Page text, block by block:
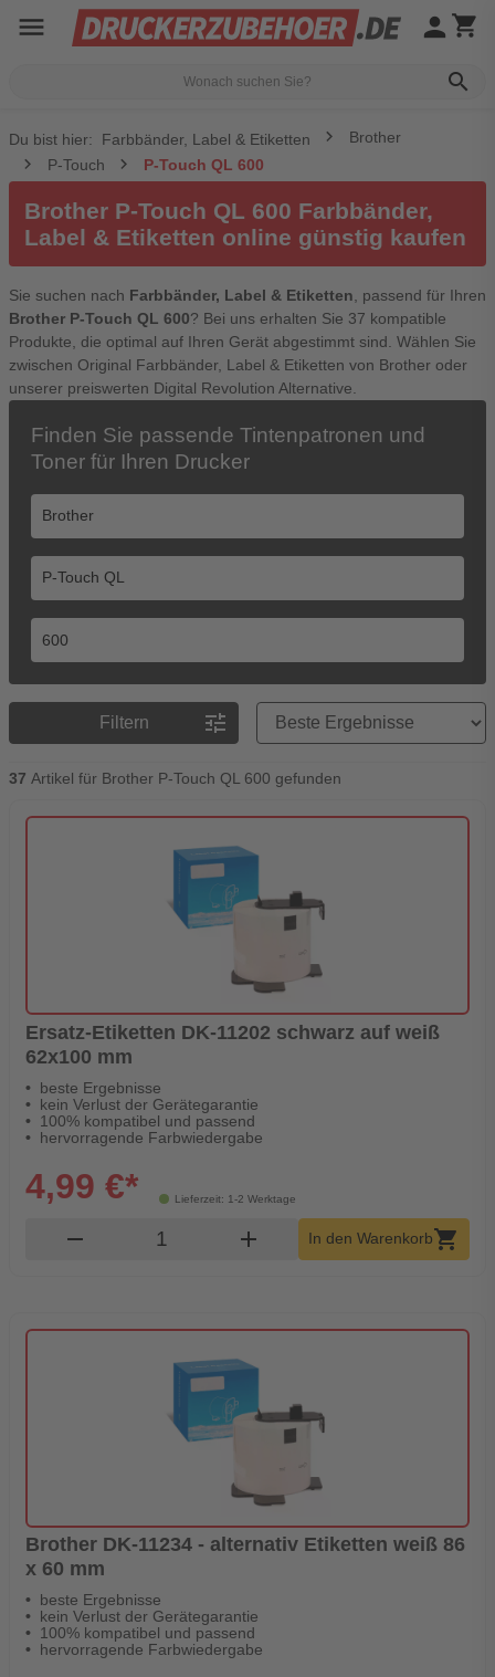
menu
search
person shopping_cart
Du bist hier: Farbbänder, Label & Etiketten
Brother
P-Touch
P-Touch QL 600
Brother P-Touch QL 600 Farbbänder,
Label & Etiketten online günstig kaufen
Sie suchen nach Farbbänder, Label & Etiketten, passend für Ihren
Brother P-Touch QL 600? Bei uns erhalten Sie 37 kompatible
Produkte, die optimal auf Ihren Gerät abgestimmt sind. Wählen Sie
zwischen Original Farbbänder, Label & Etiketten von Brother oder
unserer preiswerten Digital Revolution Alternative.
Finden Sie passende Tintenpatronen und
Toner für Ihren Drucker
Filtern tune
Preisreihenfolge
37 Artikel für Brother P-Touch QL 600 gefunden
Ersatz-Etiketten DK-11202 schwarz auf weiß
62x100 mm
beste Ergebnisse
kein Verlust der Gerätegarantie
100% kompatibel und passend
hervorragende Farbwiedergabe
Lieferzeit: 1-2 Werktage
4,99 €*
remove Produkt Warenkorb Menge
add In den Warenkorbshopping_cart
Brother DK-11234 - alternativ Etiketten weiß 86
x 60 mm
beste Ergebnisse
kein Verlust der Gerätegarantie
100% kompatibel und passend
hervorragende Farbwiedergabe